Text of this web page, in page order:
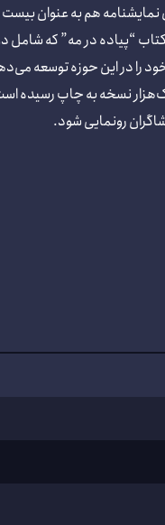
نمایشنامه هم به عنوان
را در این حوزه توسعه
نسخه به چاپ رسیده است
رونمایی شود.